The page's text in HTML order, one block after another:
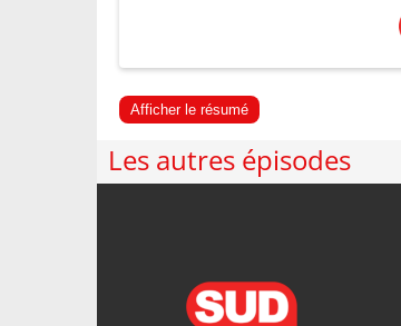
Afficher le résumé
Les autres épisodes